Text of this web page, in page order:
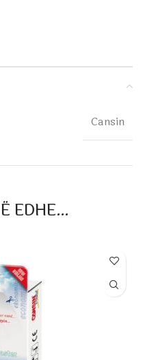
Cansin
EDHE…